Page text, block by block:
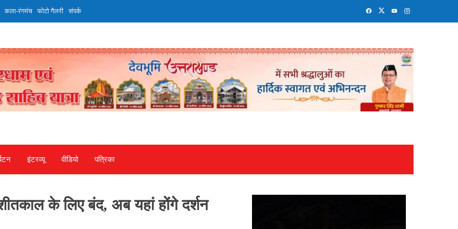
कला-रंगमंच फोटो गैलरी संपर्क
इंटरव्‍यू वीडियो पत्रिका
के लिए बंद, अब यहां होंगे दर्शन